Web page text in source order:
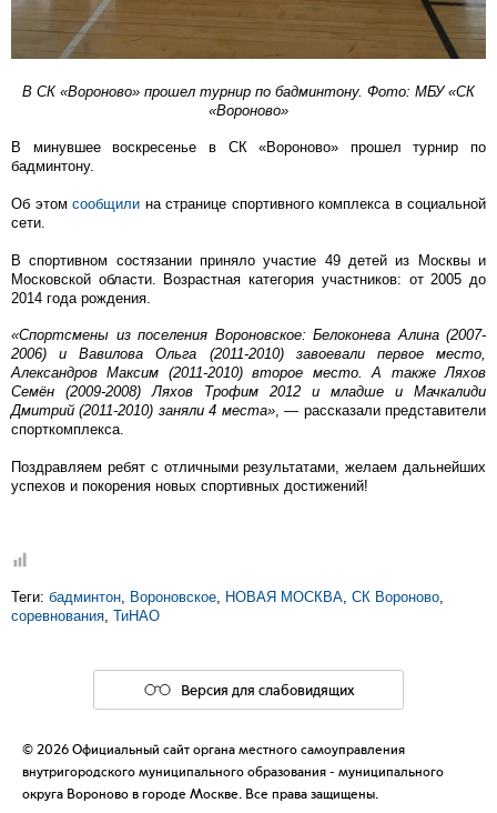
В СК «Вороново» прошел турнир по бадминтону. Фото: МБУ «СК
«Вороново»
В минувшее воскресенье в СК «Вороново» прошел турнир по
бадминтону.
Об этом сообщили на странице спортивного комплекса в социальной
сети.
В спортивном состязании приняло участие 49 детей из Москвы и
Московской области. Возрастная категория участников: от 2005 до
2014 года рождения.
«Спортсмены из поселения Вороновское: Белоконева Алина (2007-
2006) и Вавилова Ольга (2011-2010) завоевали первое место,
Александров Максим (2011-2010) второе место. А также Ляхов
Семён (2009-2008) Ляхов Трофим 2012 и младше и Мачкалиди
Дмитрий (2011-2010) заняли 4 места», — рассказали представители
спорткомплекса.
Поздравляем ребят с отличными результатами, желаем дальнейших
успехов и покорения новых спортивных достижений!
Теги: бадминтон, Вороновское, НОВАЯ МОСКВА, СК Вороново,
соревнования, ТиНАО
Версия для слабовидящих
© 2026 Официальный сайт органа местного самоуправления
внутригородского муниципального образования - муниципального
округа Вороново в городе Москве. Все права защищены.